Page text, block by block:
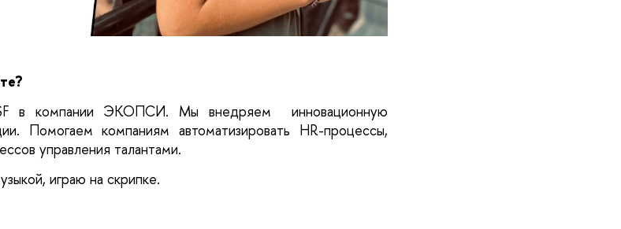
в компании ЭКОПСИ. Мы внедряем  инновационную
Помогаем компаниям автоматизировать HR-процессы,
управления талантами.
играю на скрипке.